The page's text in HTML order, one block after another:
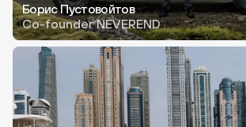
Борис Пустовойтов
Co-founder NEVEREND